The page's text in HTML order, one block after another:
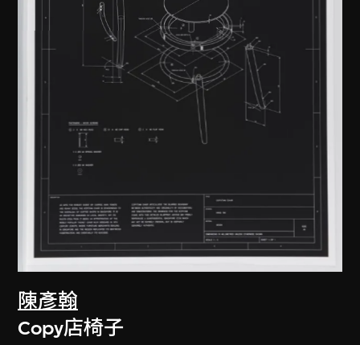
陳彥翰
Copy店椅子